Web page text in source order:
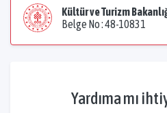
Kültür ve Turizm
Belge No : 48-10831
Yardıma mı